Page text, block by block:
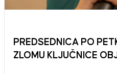
PREDSEDNICA PO
ZLOMU KLJUČNICE